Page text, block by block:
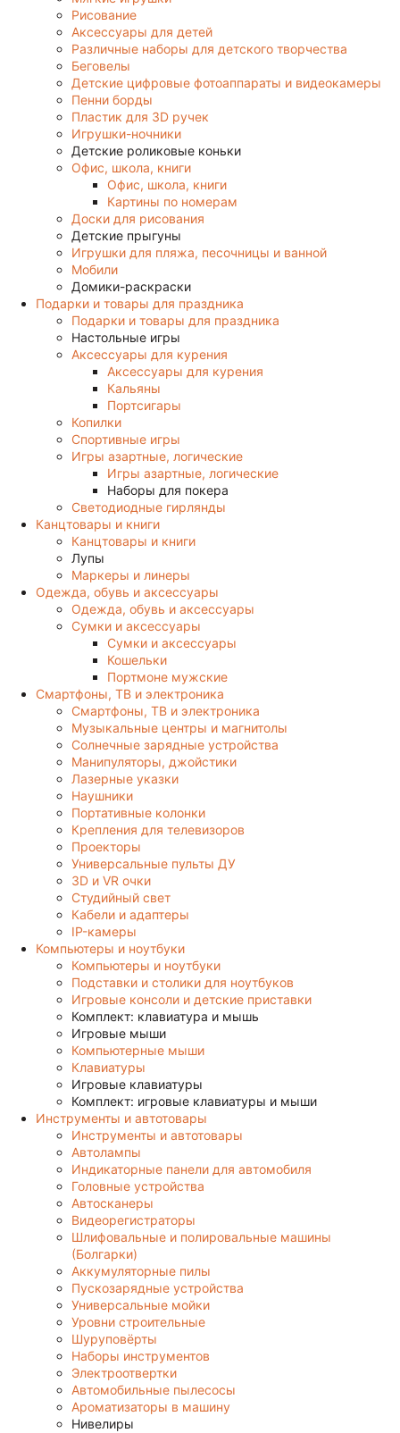
Рисование
Аксессуары для детей
Различные наборы для детского творчества
Беговелы
Детские цифровые фотоаппараты и видеокамеры
Пенни борды
Пластик для 3D ручек
Игрушки-ночники
Детские роликовые коньки
Офис, школа, книги
Офис, школа, книги
Картины по номерам
Доски для рисования
Детские прыгуны
Игрушки для пляжа, песочницы и ванной
Мобили
Домики-раскраски
Подарки и товары для праздника
Подарки и товары для праздника
Настольные игры
Аксессуары для курения
Аксессуары для курения
Кальяны
Портсигары
Копилки
Спортивные игры
Игры азартные, логические
Игры азартные, логические
Наборы для покера
Светодиодные гирлянды
Канцтовары и книги
Канцтовары и книги
Лупы
Маркеры и линеры
Одежда, обувь и аксессуары
Одежда, обувь и аксессуары
Сумки и аксессуары
Сумки и аксессуары
Кошельки
Портмоне мужские
Смартфоны, ТВ и электроника
Смартфоны, ТВ и электроника
Музыкальные центры и магнитолы
Солнечные зарядные устройства
Манипуляторы, джойстики
Лазерные указки
Наушники
Портативные колонки
Крепления для телевизоров
Проекторы
Универсальные пульты ДУ
3D и VR очки
Студийный свет
Кабели и адаптеры
IP-камеры
Компьютеры и ноутбуки
Компьютеры и ноутбуки
Подставки и столики для ноутбуков
Игровые консоли и детские приставки
Комплект: клавиатура и мышь
Игровые мыши
Компьютерные мыши
Клавиатуры
Игровые клавиатуры
Комплект: игровые клавиатуры и мыши
Инструменты и автотовары
Инструменты и автотовары
Автолампы
Индикаторные панели для автомобиля
Головные устройства
Автосканеры
Видеорегистраторы
Шлифовальные и полировальные машины
(Болгарки)
Аккумуляторные пилы
Пускозарядные устройства
Универсальные мойки
Уровни строительные
Шуруповёрты
Наборы инструментов
Электроотвертки
Автомобильные пылесосы
Ароматизаторы в машину
Нивелиры